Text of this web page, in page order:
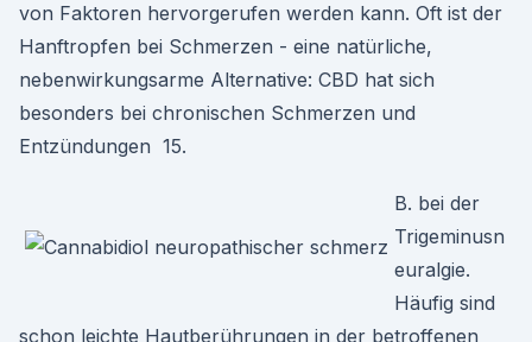
von Faktoren hervorgerufen werden kann. Oft ist der
Hanftropfen bei Schmerzen - eine natürliche,
nebenwirkungsarme Alternative: CBD hat sich
besonders bei chronischen Schmerzen und
Entzündungen 15.
B. bei der
Trigeminusn
euralgie.
Häufig sind
schon leichte Hautberührungen in der betroffenen